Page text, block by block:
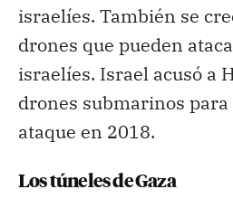
israelíes. También se
drones que pueden
israelíes. Israel acusó a
drones submarinos
ataque en 2018.
Los túneles de Gaza